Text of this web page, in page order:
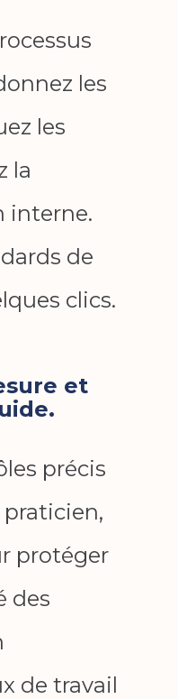
les
les
la
interne.
de
clics.
et
précis
protéger
des
de travail